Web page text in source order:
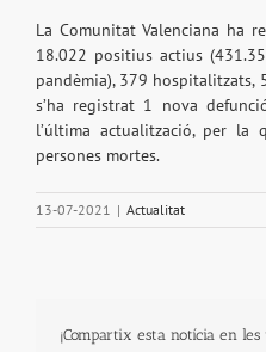
La Comunitat Valenciana ha
18.022 positius actius
pandèmia), 379 hospitalitzats,
s’ha registrat 1 nova
l’última actualització, per
persones mortes.
13-07-2021 | Actualitat
¡Compartix esta notícia en